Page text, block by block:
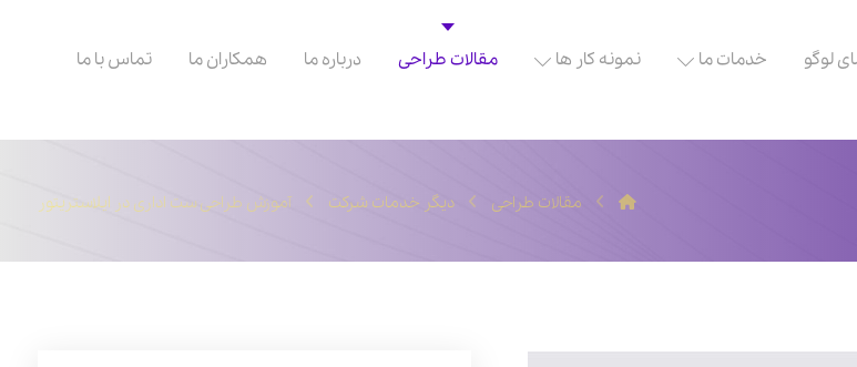
لوگو خدمات ما نمونه کار ها مقالات طراحی درباره ما همکاران ما تماس با ما
مقالات طراحی دیگر خدمات شرکت آموزش طراحی ست اداری در ایلاستریتور